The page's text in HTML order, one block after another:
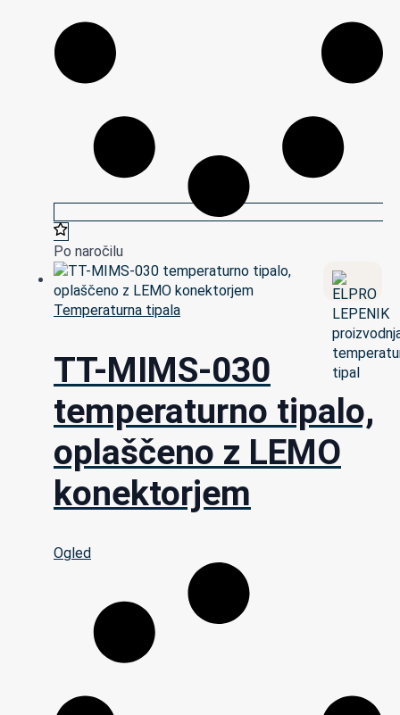
Po naročilu
Temperaturna tipala
TT-MIMS-030
temperaturno tipalo,
oplaščeno z LEMO
konektorjem
Ogled